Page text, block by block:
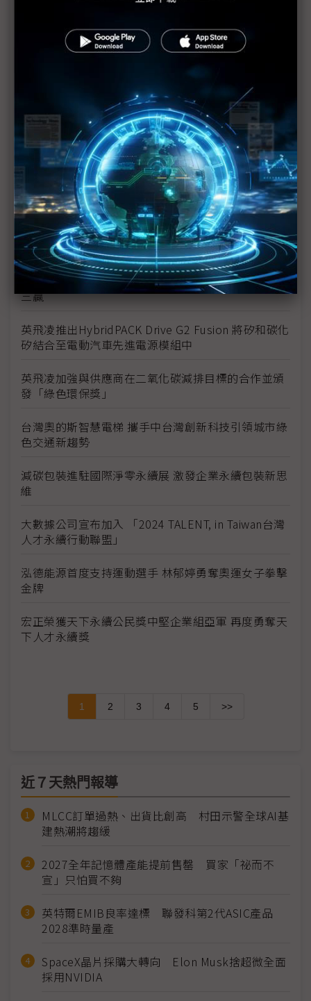
裕富支持攸惜關懷協會 推動水電系計畫
裕融企業打造「文化共融 平權共享」公益精神
大同永續搶攻碳權商機 完成高價藍碳交易
麗升能源打造「綠電交易加速器」
宏電科技獲2024新北市友善家庭優質企業殊榮
英飛凌攜手 AWL-Electricity ，以氮化鎵功率半導體
優化無線供電解決方案
新保經驗力挺農業ESG STORE 共創永續藍海
半導體龍頭攜手供應鏈推動ESG 引進配客嘉循環箱創
三贏
英飛凌推出HybridPACK Drive G2 Fusion 將矽和碳化
矽結合至電動汽車先進電源模組中
英飛凌加強與供應商在二氧化碳減排目標的合作並頒
發「綠色環保獎」
台灣奧的斯智慧電梯 攜手中台灣創新科技引領城市綠
色交通新趨勢
減碳包裝進駐國際淨零永續展 激發企業永續包裝新思
維
大數據公司宣布加入 「2024 TALENT, in Taiwan台灣
人才永續行動聯盟」
泓德能源首度支持運動選手 林郁婷勇奪奧運女子拳擊
金牌
宏正榮獲天下永續公民獎中堅企業組亞軍 再度勇奪天
下人才永續獎
1 2 3 4 5 >>
近７天熱門報導
MLCC訂單過熱、出貨比創高 村田示警全球AI基
建熱潮將趨緩
2027全年記憶體產能提前售罄 買家「祕而不
宣」只怕買不夠
英特爾EMIB良率達標 聯發科第2代ASIC產品
2028準時量產
SpaceX晶片採購大轉向 Elon Musk捨超微全面
採用NVIDIA